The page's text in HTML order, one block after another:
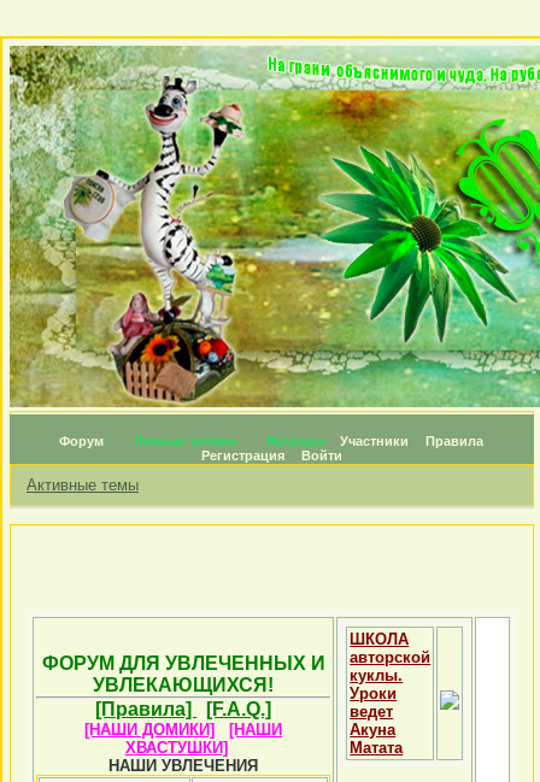
Форум Личные топики Награды Участники
Правила
Регистрация
Войти
Активные темы
ФОРУМ ДЛЯ УВЛЕЧЕННЫХ И
УВЛЕКАЮЩИХСЯ!
[Правила]
[F.A.Q.]
[НАШИ ДОМИКИ]
[НАШИ
ХВАСТУШКИ]
НАШИ УВЛЕЧЕНИЯ
ШКОЛА
авторской
куклы.
Уроки
ведет
Акуна
Матата